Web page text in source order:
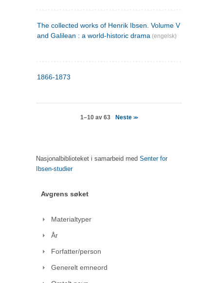
The collected works of Henrik Ibsen. Volume V : Emperor
and Galilean : a world-historic drama (engelsk)
1866-1873
1–10 av 63 Neste>>
Nasjonalbiblioteket i samarbeid med Senter for
Ibsen-studier
Avgrens søket
Materialtyper
År
Forfatter/person
Generelt emneord